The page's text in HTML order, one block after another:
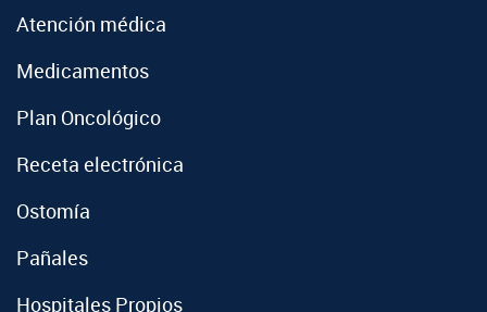
Atención médica
Medicamentos
Plan Oncológico
Receta electrónica
Ostomía
Pañales
Hospitales Propios